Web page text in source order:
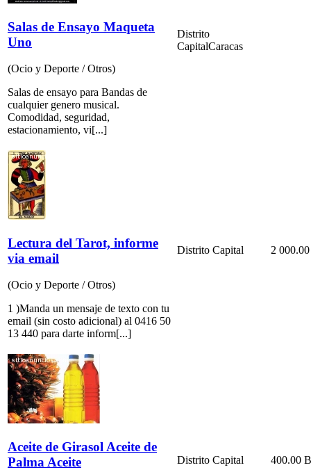
Salas de Ensayo Maqueta
Uno
(Ocio y Deporte / Otros)
Salas de ensayo para Bandas de
cualquier genero musical.
Comodidad, seguridad,
estacionamiento, vi[...]
Distrito
CapitalCaracas
Lectura del Tarot, informe
via email
(Ocio y Deporte / Otros)
1 )Manda un mensaje de texto con tu
email (sin costo adicional) al 0416 50
13 440 para darte inform[...]
Distrito Capital 2
Aceite de Girasol Aceite de
Palma Aceite
Distrito Capital 400.00